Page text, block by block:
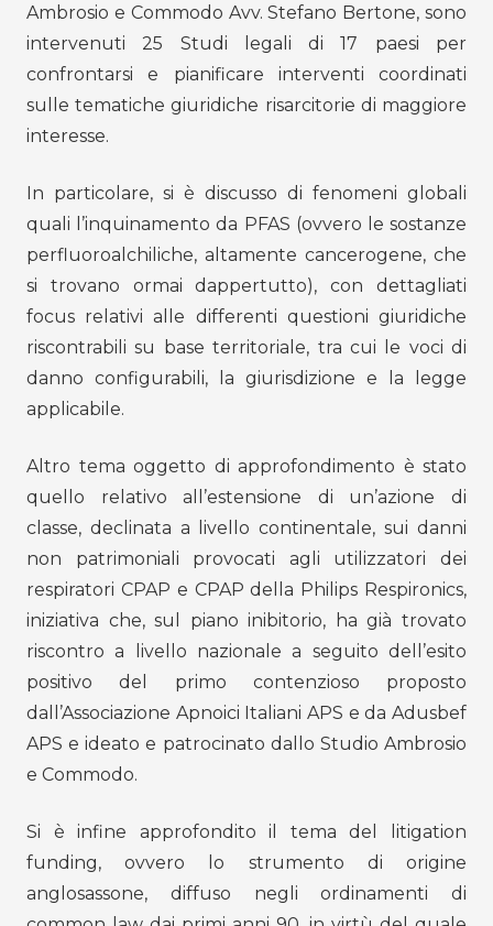
Ambrosio e Commodo Avv. Stefano Bertone, sono
intervenuti 25 Studi legali di 17 paesi per
confrontarsi e pianificare interventi coordinati
sulle tematiche giuridiche risarcitorie di maggiore
interesse.
In particolare, si è discusso di fenomeni globali
quali l’inquinamento da PFAS (ovvero le sostanze
perfluoroalchiliche, altamente cancerogene, che
si trovano ormai dappertutto), con dettagliati
focus relativi alle differenti questioni giuridiche
riscontrabili su base territoriale, tra cui le voci di
danno configurabili, la giurisdizione e la legge
applicabile.
Altro tema oggetto di approfondimento è stato
quello relativo all’estensione di un’azione di
classe, declinata a livello continentale, sui danni
non patrimoniali provocati agli utilizzatori dei
respiratori CPAP e CPAP della Philips Respironics,
iniziativa che, sul piano inibitorio, ha già trovato
riscontro a livello nazionale a seguito dell’esito
positivo del primo contenzioso proposto
dall’Associazione Apnoici Italiani APS e da Adusbef
APS e ideato e patrocinato dallo Studio Ambrosio
e Commodo.
Si è infine approfondito il tema del litigation
funding, ovvero lo strumento di origine
anglosassone, diffuso negli ordinamenti di